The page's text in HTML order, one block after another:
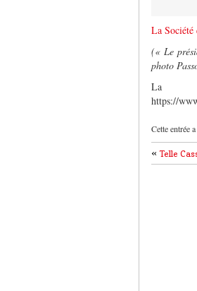
La Société
(« Le
photo
La
https://
Cette entrée
« Telle